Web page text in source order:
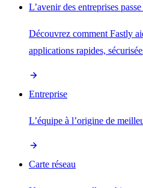
L’avenir des entreprises
Découvrez comment Fastly
applications rapides,
Entreprise
L’équipe à l’origine de
Carte réseau